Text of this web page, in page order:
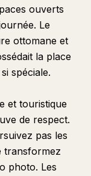
ouverts
Le
ottomane et
la place
spéciale.
et touristique
de respect.
pas les
transformez
photo. Les